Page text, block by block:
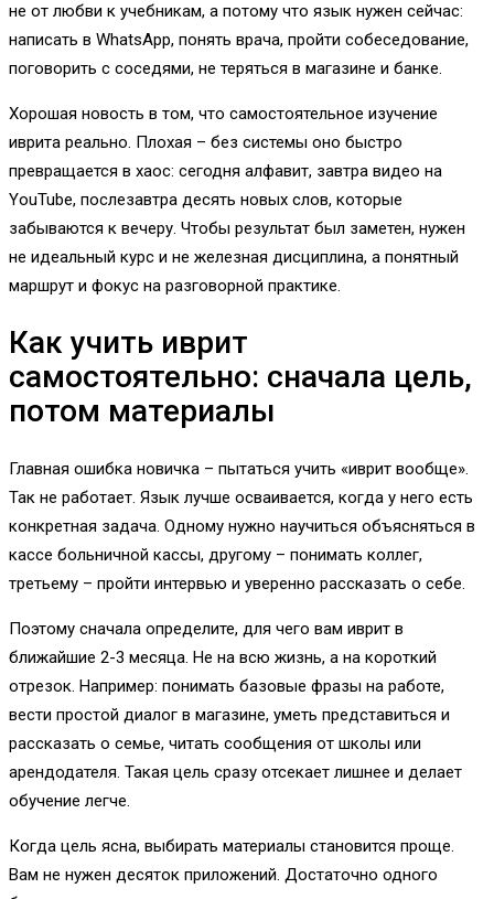
не от любви к учебникам, а потому что язык нужен сейчас:
написать в WhatsApp, понять врача, пройти собеседование,
поговорить с соседями, не теряться в магазине и банке.
Хорошая новость в том, что самостоятельное изучение
иврита реально. Плохая – без системы оно быстро
превращается в хаос: сегодня алфавит, завтра видео на
YouTube, послезавтра десять новых слов, которые
забываются к вечеру. Чтобы результат был заметен, нужен
не идеальный курс и не железная дисциплина, а понятный
маршрут и фокус на разговорной практике.
Как учить иврит
самостоятельно: сначала цель,
потом материалы
Главная ошибка новичка – пытаться учить «иврит вообще».
Так не работает. Язык лучше осваивается, когда у него есть
конкретная задача. Одному нужно научиться объясняться в
кассе больничной кассы, другому – понимать коллег,
третьему – пройти интервью и уверенно рассказать о себе.
Поэтому сначала определите, для чего вам иврит в
ближайшие 2-3 месяца. Не на всю жизнь, а на короткий
отрезок. Например: понимать базовые фразы на работе,
вести простой диалог в магазине, уметь представиться и
рассказать о семье, читать сообщения от школы или
арендодателя. Такая цель сразу отсекает лишнее и делает
обучение легче.
Когда цель ясна, выбирать материалы становится проще.
Вам не нужен десяток приложений. Достаточно одного